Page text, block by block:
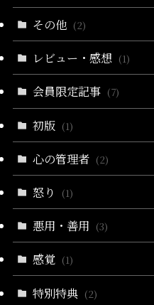
その他 (2)
レビュー・感想 (1)
会員限定記事 (7)
初版 (1)
心の管理者 (2)
怒り (1)
悪用・善用 (3)
感覚 (1)
特別特典 (2)